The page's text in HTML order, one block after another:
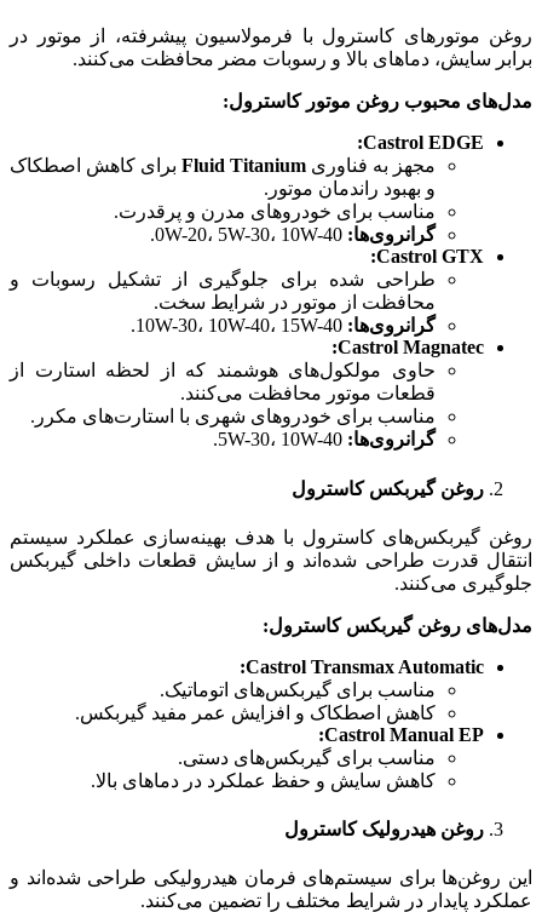
روغن موتورهای کاسترول با فرمولاسیون پیشرفته، از موتور در
برابر سایش، دماهای بالا و رسوبات مضر محافظت می‌کنند.
مدل‌های محبوب روغن موتور کاسترول:
Castrol EDGE:
مجهز به فناوری Fluid Titanium برای کاهش اصطکاک
و بهبود راندمان موتور.
مناسب برای خودروهای مدرن و پرقدرت.
گرانروی‌ها:
Castrol GTX:
طراحی شده برای جلوگیری از تشکیل رسوبات و
محافظت از موتور در شرایط سخت.
گرانروی‌ها:
Castrol Magnatec:
حاوی مولکول‌های هوشمند که از لحظه استارت از
قطعات موتور محافظت می‌کنند.
مناسب برای خودروهای شهری با استارت‌های مکرر.
گرانروی‌ها:
روغن گیربکس کاسترول
روغن گیربکس‌های کاسترول با هدف بهینه‌سازی عملکرد سیستم
انتقال قدرت طراحی شده‌اند و از سایش قطعات داخلی گیربکس
جلوگیری می‌کنند.
مدل‌های روغن گیربکس کاسترول:
Castrol Transmax Automatic:
مناسب برای گیربکس‌های اتوماتیک.
کاهش اصطکاک و افزایش عمر مفید گیربکس.
Castrol Manual EP:
مناسب برای گیربکس‌های دستی.
کاهش سایش و حفظ عملکرد در دماهای بالا.
روغن هیدرولیک کاسترول
این روغن‌ها برای سیستم‌های فرمان هیدرولیکی طراحی شده‌اند و
عملکرد پایدار در شرایط مختلف را تضمین می‌کنند.